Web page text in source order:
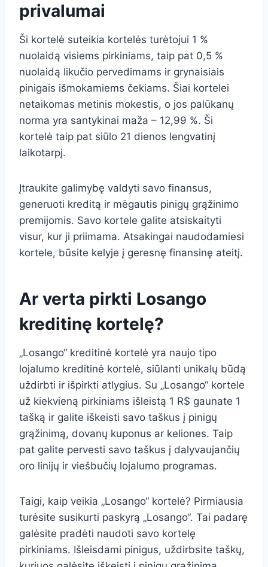
privalumai
Ši kortelė suteikia kortelės turėtojui 1 %
nuolaidą visiems pirkiniams, taip pat 0,5 %
nuolaidą likučio pervedimams ir grynaisiais
pinigais išmokamiems čekiams. Šiai kortelei
netaikomas metinis mokestis, o jos palūkanų
norma yra santykinai maža – 12,99 %. Ši
kortelė taip pat siūlo 21 dienos lengvatinį
laikotarpį.
Įtraukite galimybę valdyti savo finansus,
generuoti kreditą ir mėgautis pinigų grąžinimo
premijomis. Savo kortele galite atsiskaityti
visur, kur ji priimama. Atsakingai naudodamiesi
kortele, būsite kelyje į geresnę finansinę ateitį.
Ar verta pirkti Losango
kreditinę kortelę?
„Losango“ kreditinė kortelė yra naujo tipo
lojalumo kreditinė kortelė, siūlanti unikalų būdą
uždirbti ir išpirkti atlygius. Su „Losango“ kortele
už kiekvieną pirkiniams išleistą 1 R$ gaunate 1
tašką ir galite iškeisti savo taškus į pinigų
grąžinimą, dovanų kuponus ar keliones. Taip
pat galite pervesti savo taškus į dalyvaujančių
oro linijų ir viešbučių lojalumo programas.
Taigi, kaip veikia „Losango“ kortelė? Pirmiausia
turėsite susikurti paskyrą „Losango“. Tai padarę
galėsite pradėti naudoti savo kortelę
pirkiniams. Išleisdami pinigus, uždirbsite taškų,